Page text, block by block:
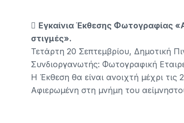
 Εγκαίνια Έκθεσης Φωτογραφίας
στιγμές».
Τετάρτη 20 Σεπτεμβρίου, Δημοτική
Συνδιοργανωτής: Φωτογραφική
Η Έκθεση θα είναι ανοιχτή μέχρι τις
Αφιερωμένη στη μνήμη του